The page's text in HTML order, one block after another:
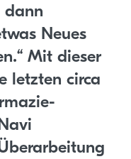
dann
Neues
Mit dieser
letzten circa